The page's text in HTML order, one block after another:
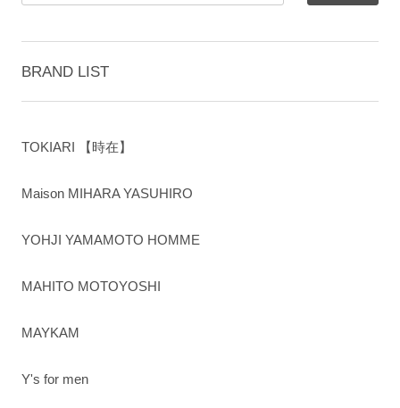
BRAND LIST
TOKIARI 【時在】
Maison MIHARA YASUHIRO
YOHJI YAMAMOTO HOMME
MAHITO MOTOYOSHI
MAYKAM
Y's for men